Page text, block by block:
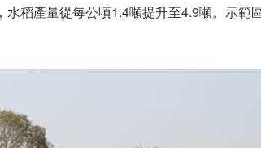
稻產量從每公頃1.4噸提升至4.9噸。示